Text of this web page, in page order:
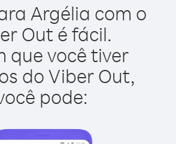
Argélia com o
Out é fácil.
que você tiver
do Viber Out,
pode: